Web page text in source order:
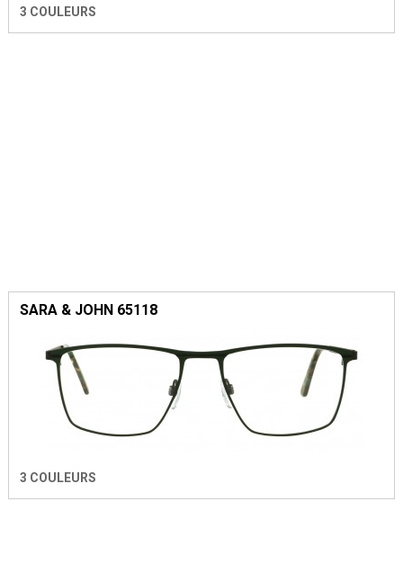
3 COULEURS
SARA & JOHN 65118
3 COULEURS